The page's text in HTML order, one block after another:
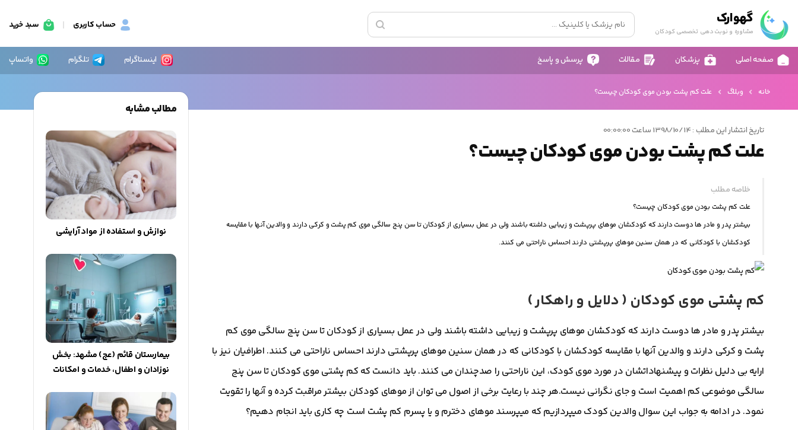
گهوارک
مشاوره و نوبت دهی تخصصی کودکان
حساب کاربری سبد خرید
صفحه اصلی پزشکان مقالات پرسش و پاسخ اینستاگرام تلگرام واتساپ
خانه وبلاگ علت کم پشت بودن موی کودکان چیست؟
تاریخ انتشار این مطلب : 1398/10/14 ساعت 00:00:00
علت کم پشت بودن موی کودکان چیست؟
خلاصه مطلب
علت کم پشت بودن موی کودکان چیست؟
بیشتر پدر و مادر ها دوست دارند که کودکشان موهای پرپشت و زیبایی داشته باشند ولی در عمل بسیاری از کودکان تا سن پنج سالگی موی کم پشت و کرکی دارند و والدین آنها با مقایسه
کودکشان با کودکانی که در همان سنین موهای پرپشتی دارند احساس ناراحتی می کنند.
کم پشتی موی کودکان ( دلایل و راهکار )
بیشتر پدر و مادر ها دوست دارند که کودکشان موهای پرپشت و زیبایی داشته باشند ولی در عمل بسیاری از کودکان تا سن پنج سالگی موی کم
پشت و کرکی دارند و والدین آنها با مقایسه کودکشان با کودکانی که در همان سنین موهای پرپشتی دارند احساس ناراحتی می کنند. اطرافیان نیز با
ارایه بی دلیل نظرات و پیشنهاداتشان در مورد موی کودک، این ناراحتی را صدچندان می کنند. باید دانست که کم پشتی موی کودکان تا سن پنج
سالگی موضوعی کم اهمیت است و جای نگرانی نیست.هر چند با رعایت برخی از اصول می توان از موهای کودکان بیشتر مراقبت کرده و آنها را تقویت
نمود. در ادامه به جواب این سوال والدین کودک میپردازیم که میپرسند موهای دخترم و یا پسرم کم پشت است چه کاری باید انجام دهیم؟
مطالب مشابه
نوازش و استفاده از مواد آرایشی
بیمارستان قائم (عج) مشهد: بخش
نوزادان و اطفال، خدمات و امکانات